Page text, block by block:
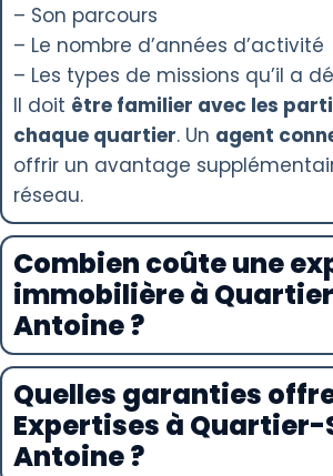
– Son parcours
– Le nombre d’années d’activité
– Les types de missions qu’il a
Il doit être familier avec les
chaque quartier. Un agent
offrir un avantage
réseau.
Combien coûte une
immobilière à
Antoine ?
Quelles garanties
Expertises à
Antoine ?